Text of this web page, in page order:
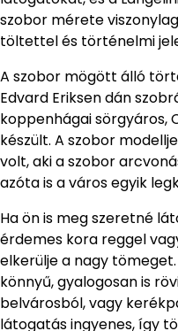
szobor mérete
töltettel és történelmi
A szobor mögött álló
Edvard Eriksen dán
koppenhágai sörgyáros,
készült. A szobor
volt, aki a szobor
azóta is a város egyik
Ha ön is meg szeretné
érdemes kora reggel
elkerülje a nagy
könnyű, gyalogosan is
belvárosból, vagy
látogatás ingyenes, így